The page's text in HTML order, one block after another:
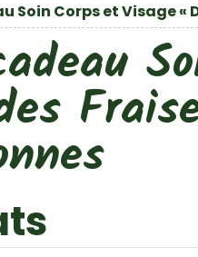
Soin Corps et Visage «